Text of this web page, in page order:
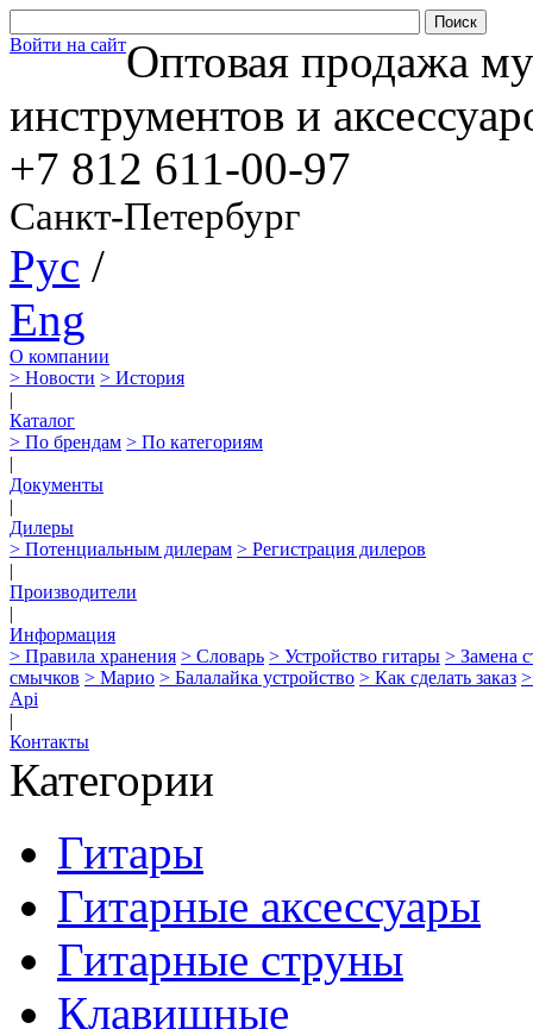
Войти на сайтОптовая продажа
инструментов и
+7 812 611-00-97
Санкт-Петербург
Рус /
Eng
О компании
> Новости > История
|
Каталог
> По брендам > По категориям
|
Документы
|
Дилеры
> Потенциальным дилерам > Регистрация дилеров
|
Производители
|
Информация
> Правила хранения > Словарь > Устройство гитары > Замена
смычков > Марио > Балалайка устройство > Как сделать заказ
Api
|
Контакты
Категории
Гитары
Гитарные аксессуары
Гитарные струны
Клавишные